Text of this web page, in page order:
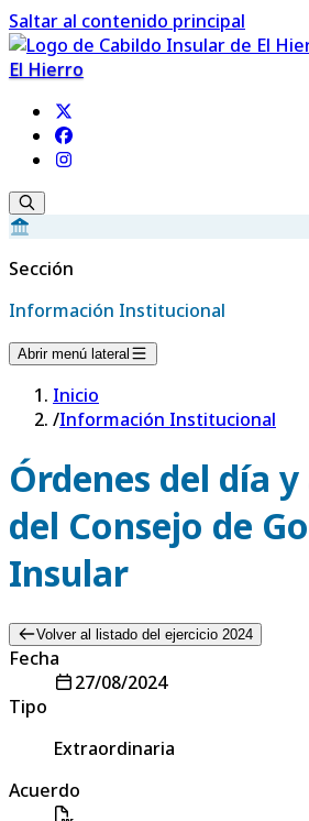
Saltar al contenido principal
El Hierro
Sección
Información Institucional
Abrir menú lateral
Inicio
/Información Institucional
Órdenes del día
del Consejo de
Insular
Volver al listado del ejercicio 2024
Fecha
27/08/2024
Tipo
Extraordinaria
Acuerdo